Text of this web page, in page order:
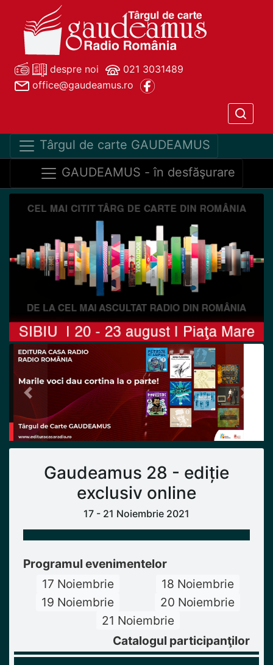
despre noi
021 3031489
office@gaudeamus.ro
Târgul de carte GAUDEAMUS
GAUDEAMUS - în desfăşurare
Previous
Gaudeamus 28 - ediție
exclusiv online
17 - 21 Noiembrie 2021
Programul evenimentelor
17 Noiembrie
18 Noiembrie
19 Noiembrie
20 Noiembrie
21 Noiembrie
Catalogul participanţilor